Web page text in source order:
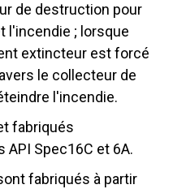
de destruction pour
l'incendie ; lorsque
extincteur est forcé
le collecteur de
l'incendie.
fabriqués
Spec16C et 6A.
fabriqués à partir